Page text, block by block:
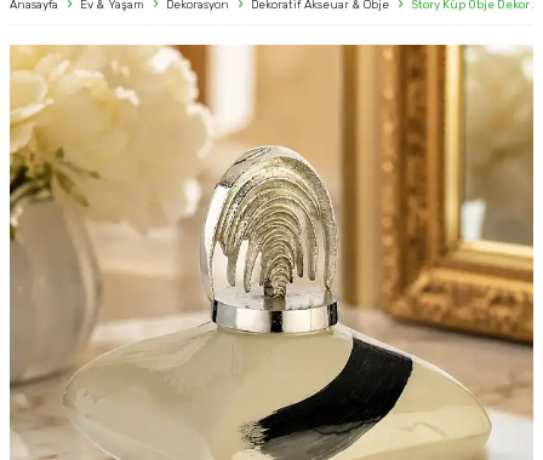
Anasayfa Ev & Yaşam Dekorasyon Dekoratif Akseuar & Obje Story Küp Obje Dekor